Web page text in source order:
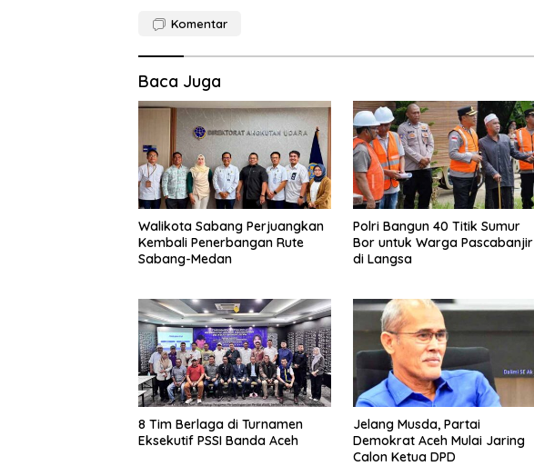
Komentar
Baca Juga
Walikota Sabang Perjuangkan
Kembali Penerbangan Rute
Sabang-Medan
Polri Bangun 40 Titik Sumur
Bor untuk Warga Pascabanjir
di Langsa
8 Tim Berlaga di Turnamen
Eksekutif PSSI Banda Aceh
Jelang Musda, Partai
Demokrat Aceh Mulai Jaring
Calon Ketua DPD